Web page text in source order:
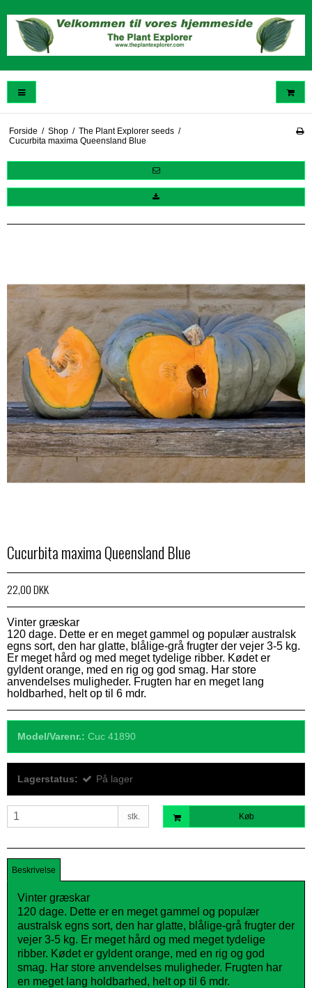
Forside / Shop / The Plant Explorer seeds /
Cucurbita maxima Queensland Blue
Cucurbita maxima Queensland Blue
22,00 DKK
Vinter græskar
120 dage. Dette er en meget gammel og populær australsk
egns sort, den har glatte, blålige-grå frugter der vejer 3-5 kg.
Er meget hård og med meget tydelige ribber. Kødet er
gyldent orange, med en rig og god smag. Har store
anvendelses muligheder. Frugten har en meget lang
holdbarhed, helt op til 6 mdr.
Model/Varenr.: Cuc 41890
Lagerstatus: På lager
stk. Køb
Beskrivelse
Vinter græskar
120 dage. Dette er en meget gammel og populær
australsk egns sort, den har glatte, blålige-grå frugter der
vejer 3-5 kg. Er meget hård og med meget tydelige
ribber. Kødet er gyldent orange, med en rig og god
smag. Har store anvendelses muligheder. Frugten har
en meget lang holdbarhed, helt op til 6 mdr.